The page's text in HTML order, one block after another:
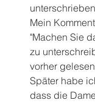
Mein
"Machen Sie
zu
vorher
Später habe
dass die